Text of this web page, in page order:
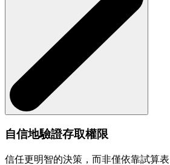
自信地驗證存取權限
信任更明智的決策，而非僅依靠試算